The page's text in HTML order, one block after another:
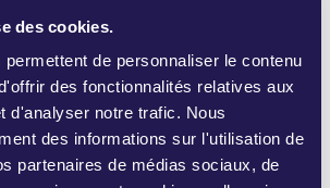
des cookies.
de personnaliser le contenu
des fonctionnalités relatives aux
d'analyser notre trafic. Nous
des informations sur l'utilisation de
partenaires de médias sociaux, de
secret/
en/2023/07/toxics-
against-proposed-forever-